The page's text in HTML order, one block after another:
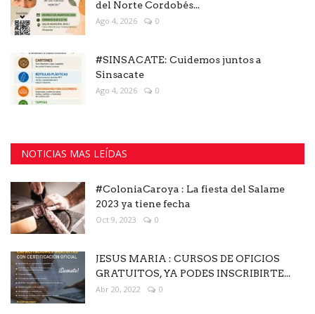
del Norte Cordobés...
Ago 4, 2026 0
#SINSACATE: Cuidemos juntos a
Sinsacate
Ago 4, 2026 0
NOTICIAS MAS LEÍDAS
#ColoniaCaroya : La fiesta del Salame
2023 ya tiene fecha
Oct 9, 2023 0
JESUS MARIA : CURSOS DE OFICIOS
GRATUITOS, YA PODES INSCRIBIRTE...
Abr 20, 2022 0